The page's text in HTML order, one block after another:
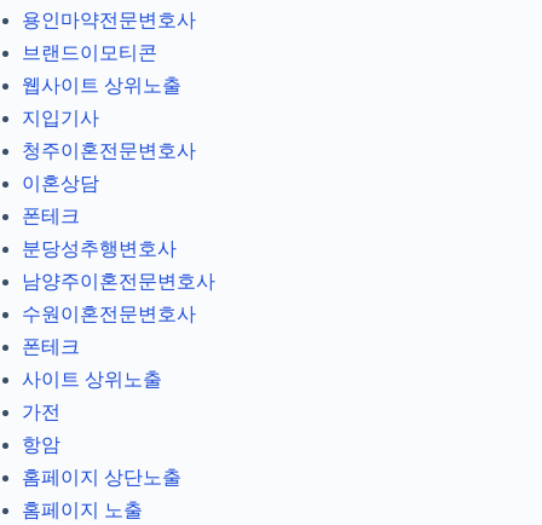
용인마약전문변호사
브랜드이모티콘
웹사이트 상위노출
지입기사
청주이혼전문변호사
이혼상담
폰테크
분당성추행변호사
남양주이혼전문변호사
수원이혼전문변호사
폰테크
사이트 상위노출
가전
항암
홈페이지 상단노출
홈페이지 노출